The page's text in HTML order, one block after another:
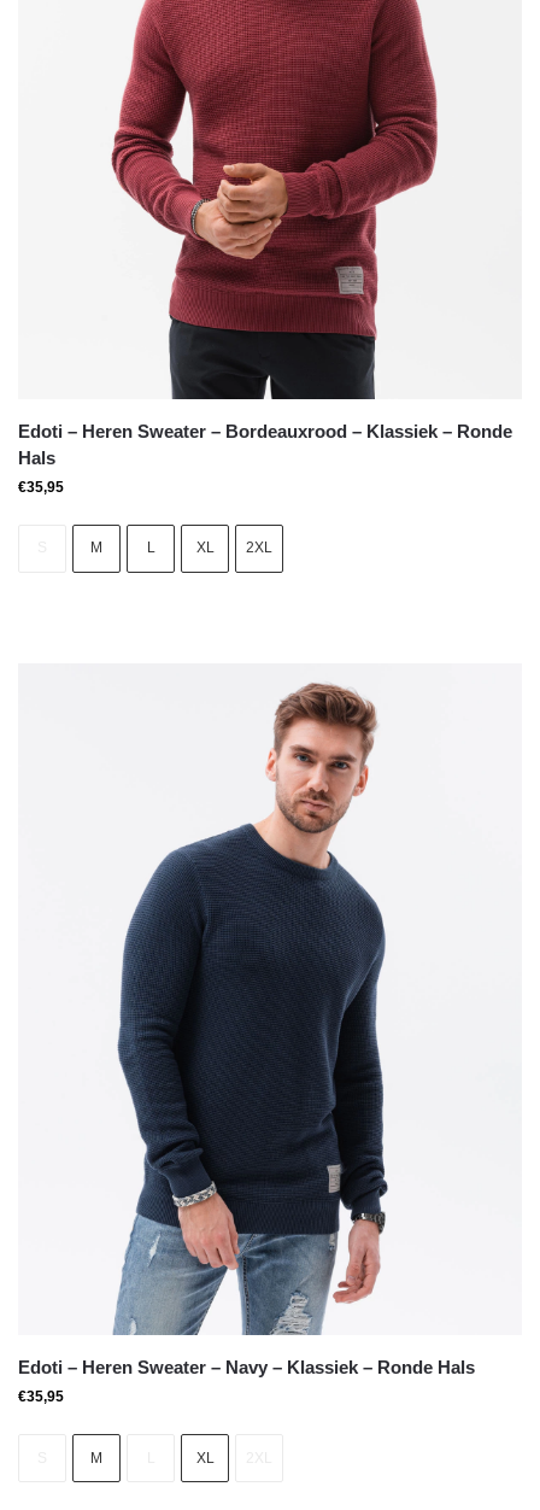
Edoti – Heren Sweater – Bordeauxrood – Klassiek – Ronde
Hals
€35,95
M L XL 2XL
Edoti – Heren Sweater – Navy – Klassiek – Ronde Hals
€35,95
M XL